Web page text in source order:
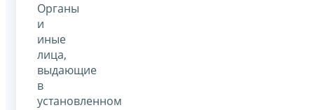
Органы
и
иные
лица,
выдающие
в
установленном